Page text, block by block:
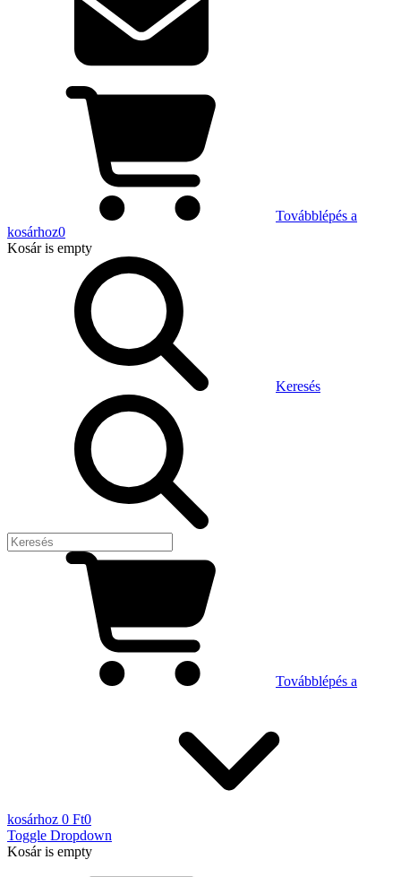
Továbblépés a
kosárhoz0
Kosáris empty
Keresés
Továbblépés a
kosárhoz 0 Ft0
Toggle Dropdown
Kosáris empty